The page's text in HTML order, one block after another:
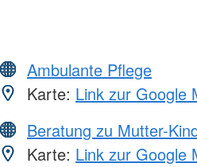
Ambulante Pflege
Karte: Link zur Google
Beratung zu Mutter-
Karte: Link zur Google